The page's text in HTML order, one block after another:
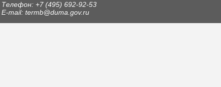
Телефон: +7 (495) 692-92-53
E-mail: termb@duma.gov.ru